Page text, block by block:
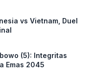
vs Vietnam, Duel
(5): Integritas
Emas 2045